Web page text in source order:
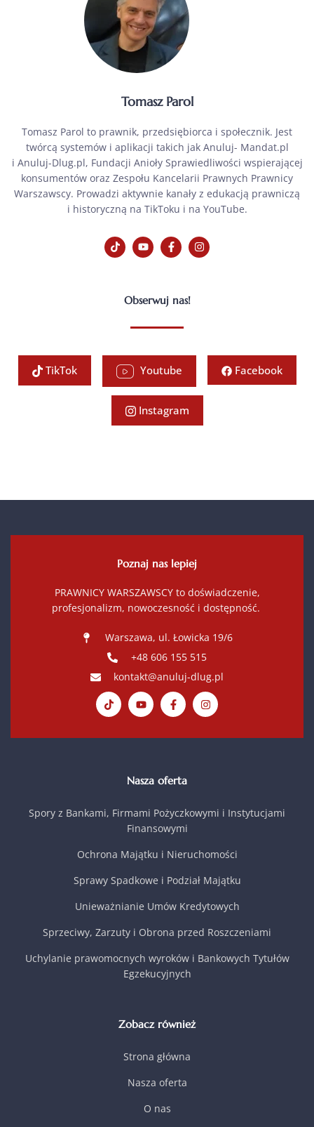
Tomasz Parol
Tomasz Parol to prawnik, przedsiębiorca i społecznik. Jest
twórcą systemów i aplikacji takich jak Anuluj- Mandat.pl
i Anuluj-Dlug.pl, Fundacji Anioły Sprawiedliwości wspierającej
konsumentów oraz Zespołu Kancelarii Prawnych Prawnicy
Warszawscy. Prowadzi aktywnie kanały z edukacją prawniczą
i historyczną na TikToku i na YouTube.
Obserwuj nas!
TikTok Youtube Facebook
Instagram
Poznaj nas lepiej
PRAWNICY WARSZAWSCY to doświadczenie,
profesjonalizm, nowoczesność i dostępność.
Warszawa, ul. Łowicka 19/6
+48 606 155 515
kontakt@anuluj-dlug.pl
Nasza oferta
Spory z Bankami, Firmami Pożyczkowymi i Instytucjami
Finansowymi
Ochrona Majątku i Nieruchomości
Sprawy Spadkowe i Podział Majątku
Unieważnianie Umów Kredytowych
Sprzeciwy, Zarzuty i Obrona przed Roszczeniami
Uchylanie prawomocnych wyroków i Bankowych Tytułów
Egzekucyjnych
Zobacz również
Strona główna
Nasza oferta
O nas